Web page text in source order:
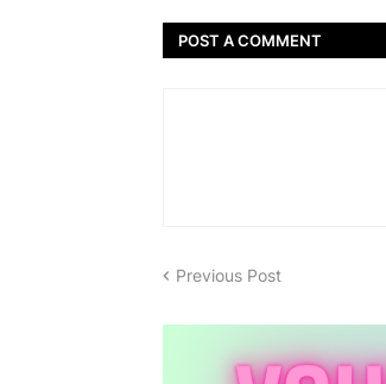
POST A COMMENT
Previous Post